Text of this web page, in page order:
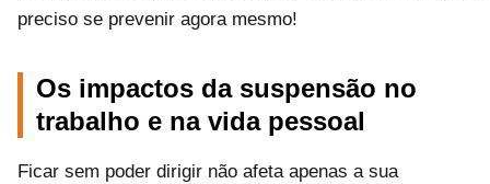
preciso se prevenir agora mesmo!
Os impactos da suspensão no
trabalho e na vida pessoal
Ficar sem poder dirigir não afeta apenas a sua